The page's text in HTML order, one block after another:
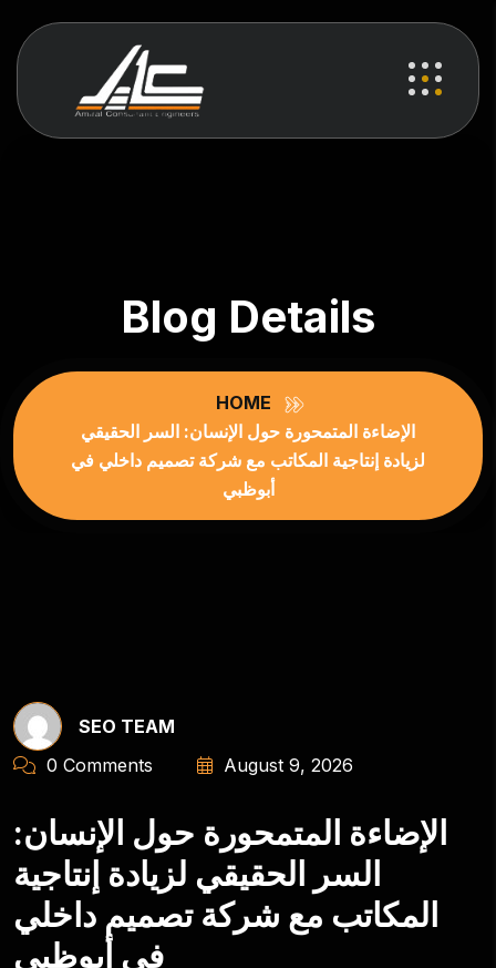
Blog Details
HOME
الإضاءة المتمحورة حول الإنسان: السر الحقيقي
لزيادة إنتاجية المكاتب مع شركة تصميم داخلي في
أبوظبي
SEO TEAM
0 Comments
August 9, 2026
الإضاءة المتمحورة حول الإنسان:
السر الحقيقي لزيادة إنتاجية
المكاتب مع شركة تصميم داخلي
في أبوظبي